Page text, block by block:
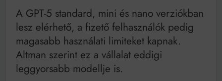
A GPT-5 standard, mini és nano verziókban
lesz elérhető, a fizető felhasználók pedig
magasabb használati limiteket kapnak.
Altman szerint ez a vállalat eddigi
leggyorsabb modellje is.